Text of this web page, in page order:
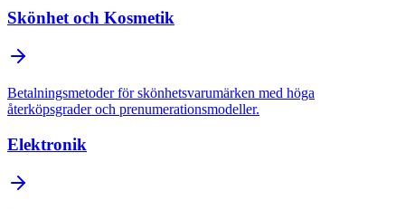
Skönhet och Kosmetik
Betalningsmetoder för skönhetsvarumärken med höga
återköpsgrader och prenumerationsmodeller.
Elektronik